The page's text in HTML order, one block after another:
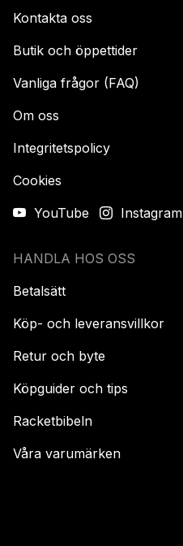
Kontakta oss
Butik och öppettider
Vanliga frågor (FAQ)
Om oss
Integritetspolicy
Cookies
YouTube
Instagram
HANDLA HOS OSS
Betalsätt
Köp- och leveransvillkor
Retur och byte
Köpguider och tips
Racketbibeln
Våra varumärken